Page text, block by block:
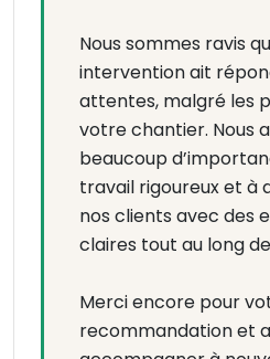
Nous sommes ravis
intervention ait
attentes, malgré les
votre chantier. Nous
beaucoup
travail rigoureux et à
nos clients avec des
claires tout au long
Merci encore pour
recommandation et